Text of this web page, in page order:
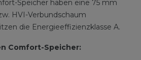
Speicher haben eine 75 mm
HVI-Verbundschaum
die Energieeffizienzklasse A.
Comfort-Speicher: